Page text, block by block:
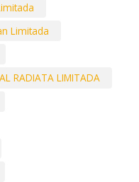
Limitada
RADIATA LIMITADA